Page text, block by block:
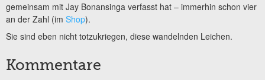
gemeinsam mit Jay Bonansinga verfasst hat – immerhin schon vier
an der Zahl (im Shop).
Sie sind eben nicht totzukriegen, diese wandelnden Leichen.
Kommentare